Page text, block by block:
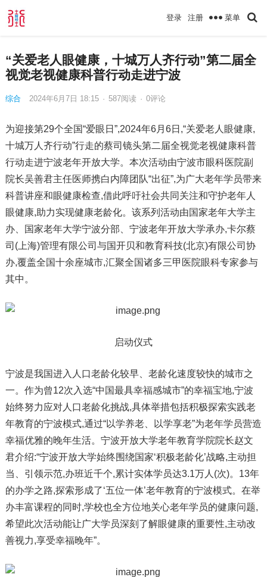
登录 注册 菜单
“关爱老人眼健康，十城万人齐行动”第二届全
视觉老视健康科普行动走进宁波
综合 2024年6月7日 18:15 · 587阅读 · 0评论
为迎接第29个全国“爱眼日”,2024年6月6日,“关爱老人眼健康,
十城万人齐行动”行走的蔡司镜头第二届全视觉老视健康科普
行动走进宁波老年开放大学。本次活动由宁波市眼科医院副
院长吴善君主任医师携白内障团队“出征”,为广大老年学员带来
科普讲座和眼健康检查,借此呼吁社会共同关注和守护老年人
眼健康,助力实现健康老龄化。该系列活动由国家老年大学主
办、国家老年大学宁波分部、宁波老年开放大学承办,卡尔蔡
司(上海)管理有限公司与国开贝和教育科技(北京)有限公司协
办,覆盖全国十余座城市,汇聚全国诸多三甲医院眼科专家参与
其中。
启动仪式
宁波是我国进入人口老龄化较早、老龄化速度较快的城市之
一。作为曾12次入选“中国最具幸福感城市”的幸福宝地,宁波
始终努力应对人口老龄化挑战,具体举措包括积极探索实践老
年教育的宁波模式,通过“以学养老、以学享老”为老年学员营造
幸福优雅的晚年生活。宁波开放大学老年教育学院院长赵文
君介绍:“宁波开放大学始终围绕国家‘积极老龄化’战略,主动担
当、引领示范,办班近千个,累计实体学员达3.1万人(次)。13年
的办学之路,探索形成了‘五位一体’老年教育的宁波模式。在举
办丰富课程的同时,学校也全方位地关心老年学员的健康问题,
希望此次活动能让广大学员深刻了解眼健康的重要性,主动改
善视力,享受幸福晚年”。